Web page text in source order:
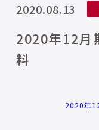
2020.08.13
2020年12月
料
2020年